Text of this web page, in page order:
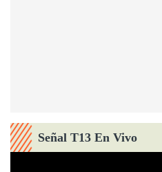
Señal T13 En Vivo